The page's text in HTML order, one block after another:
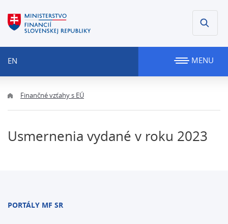
EN MENU
Finančné vzťahy s EÚ
Usmernenia vydané v roku 2023
PORTÁLY MF SR